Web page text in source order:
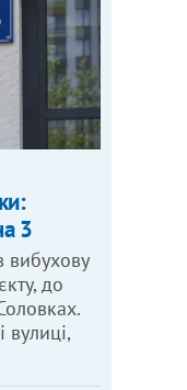
3
вибухову
до
вулиці,